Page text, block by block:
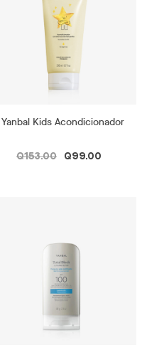
Yanbal Kids Acondicionador
Q153.00 Q99.00